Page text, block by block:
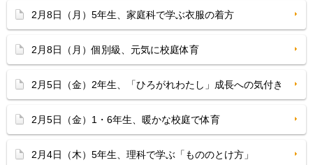
2月8日（月）5年生、家庭科で学ぶ衣服の着方
2月8日（月）個別級、元気に校庭体育
2月5日（金）2年生、「ひろがれわたし」成長への気付き
2月5日（金）1・6年生、暖かな校庭で体育
2月4日（木）5年生、理科で学ぶ「もののとけ方」